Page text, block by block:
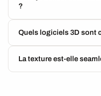
?
Quels logiciels 3D sont
La texture est-elle